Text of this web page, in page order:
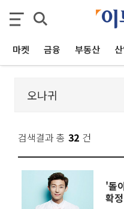
마켓 금융 부동산
검색결과 총 32 건
'돌
확